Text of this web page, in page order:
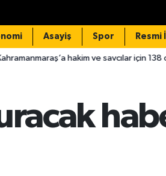
Asayiş Spor Resmi
ve savcılar için 138 dairelik lojman inşa